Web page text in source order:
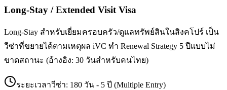
Long-Stay / Extended Visit Visa
Long-Stay สำหรับเยี่ยมครอบครัว/ดูแลทรัพย์สินในสิงคโปร์ เป็น
วีซ่าที่ขยายได้ตามเหตุผล iVC ทำ Renewal Strategy 5 ปีแบบไม่
ขาดสถานะ (อ้างอิง: 30 วันสำหรับคนไทย)
ระยะเวลาวีซ่า: 180 วัน - 5 ปี (Multiple Entry)